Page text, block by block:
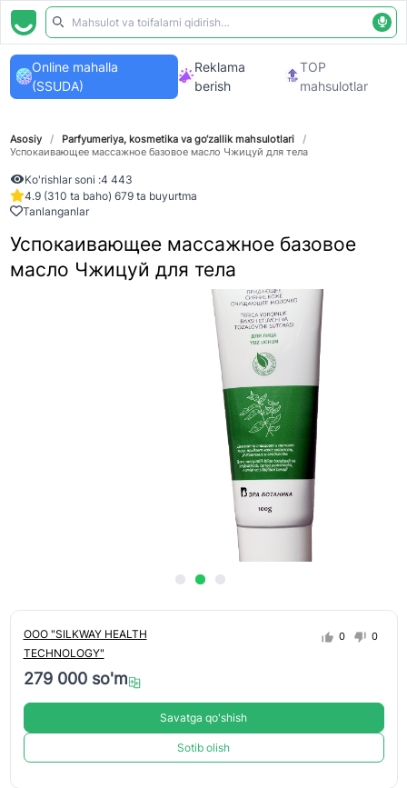
Online mahalla
(SSUDA)
Reklama
berish
TOP
mahsulotlar
Asosiy / Parfyumeriya, kosmetika va go‘zallik mahsulotlari
/
Успокаивающее массажное базовое масло Чжицуй для тела
Ko'rishlar soni :4 443
4.9 (310 ta baho) 679 ta buyurtma
Tanlanganlar
Успокаивающее массажное базовое
масло Чжицуй для тела
ООО "SILKWAY HEALTH
TECHNOLOGY"
0 0
279 000 so'm
Savatga qo'shish
Sotib olish